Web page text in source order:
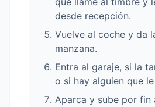
desde recepción.
Vuelve al coche y da
manzana.
Entra al garaje, si la
o si hay alguien que
Aparca y sube por fin